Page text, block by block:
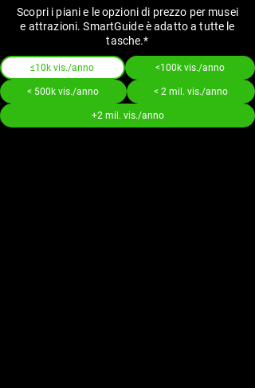
Scopri i piani e le opzioni di prezzo per musei
e attrazioni. SmartGuide è adatto a tutte le
tasche.*
≤10k vis./anno <100k vis./anno
< 500k vis./anno < 2 mil. vis./anno
+2 mil. vis./anno